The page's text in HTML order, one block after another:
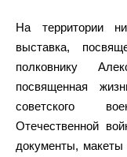
На территории
выставка,
полковнику
посвященная
советского
Отечественной
документы,